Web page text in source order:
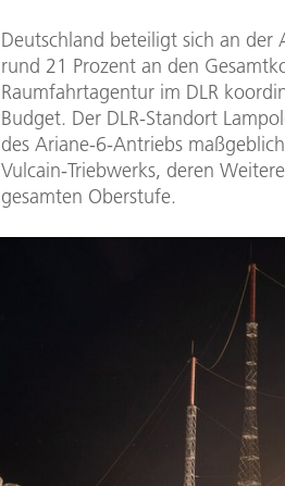
Deutschland beteiligt sich an
rund 21 Prozent an den
Raumfahrtagentur im DLR
Budget. Der DLR-Standort
des Ariane-6-Antriebs
Vulcain-Triebwerks, deren
gesamten Oberstufe.